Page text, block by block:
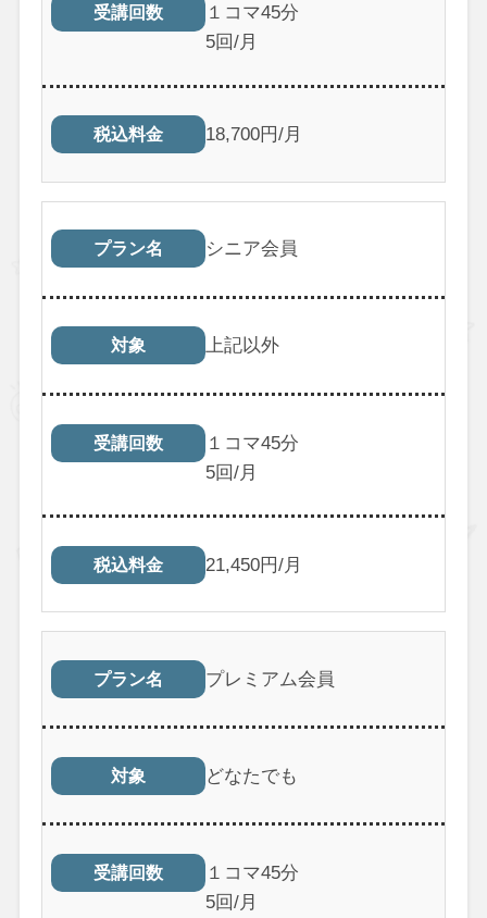
受講回数
１コマ45分
5回/月
税込料金 18,700円/月
プラン名 シニア会員
対象 上記以外
受講回数
１コマ45分
5回/月
税込料金 21,450円/月
プラン名 プレミアム会員
対象 どなたでも
受講回数
１コマ45分
5回/月